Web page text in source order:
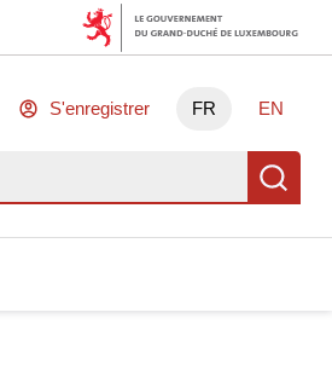
S'enregistrer FR EN